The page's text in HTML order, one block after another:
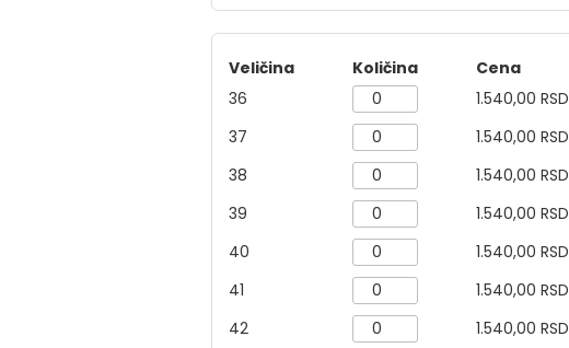
Veličina Količina Cena
36
1.540,00 RSD
37
1.540,00 RSD
38
1.540,00 RSD
39
1.540,00 RSD
40
1.540,00 RSD
41
1.540,00 RSD
42
1.540,00 RSD